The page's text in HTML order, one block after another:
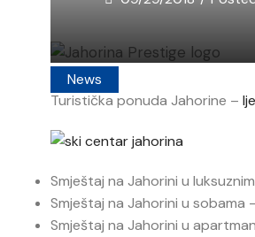
News
Turistička ponuda Jahorine –
Smještaj na Jahorini u
Smještaj na Jahorini u sobama
Smještaj na Jahorini u